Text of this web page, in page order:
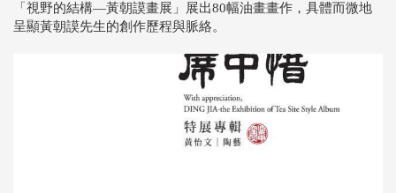
「視野的結構—黃朝謨畫展」展出80幅油畫畫作，具體而微地
呈顯黃朝謨先生的創作歷程與脈絡。